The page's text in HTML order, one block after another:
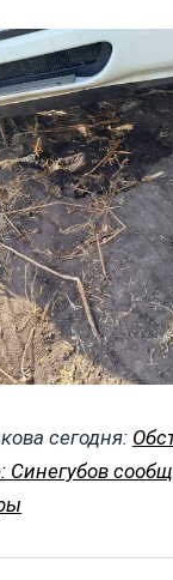
сегодня:
Синегубов